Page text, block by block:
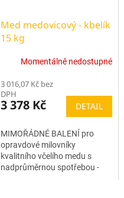
Med medovicový - kbelík
15 kg
Momentálně nedostupné
3 016,07 Kč bez
DPH
3 378 Kč DETAIL
MIMOŘÁDNÉ BALENÍ pro
opravdové milovníky
kvalitního včelího medu s
nadprůměrnou spotřebou -